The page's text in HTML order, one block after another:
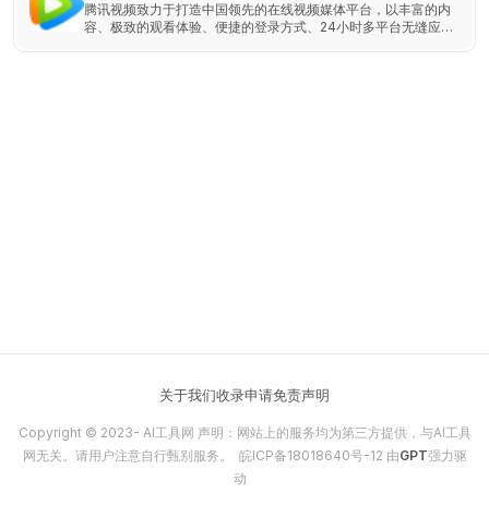
腾讯视频致力于打造中国领先的在线视频媒体平台，以丰富的内
容、极致的观看体验、便捷的登录方式、24小时多平台无缝应用
关于我们收录申请免责声明
Copyright © 2023- AI工具网 声明：网站上的服务均为第三方提供，与AI工具
网无关。请用户注意自行甄别服务。 皖ICP备18018640号-12 由GPT强力驱
动